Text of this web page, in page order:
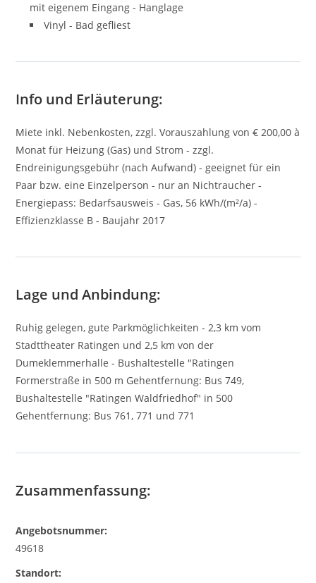
mit eigenem Eingang - Hanglage
Vinyl - Bad gefliest
Info und Erläuterung:
Miete inkl. Nebenkosten, zzgl. Vorauszahlung von € 200,00 à
Monat für Heizung (Gas) und Strom - zzgl.
Endreinigungsgebühr (nach Aufwand) - geeignet für ein
Paar bzw. eine Einzelperson - nur an Nichtraucher -
Energiepass: Bedarfsausweis - Gas, 56 kWh/(m²/a) -
Effizienzklasse B - Baujahr 2017
Lage und Anbindung:
Ruhig gelegen, gute Parkmöglichkeiten - 2,3 km vom
Stadttheater Ratingen und 2,5 km von der
Dumeklemmerhalle - Bushaltestelle "Ratingen
Formerstraße in 500 m Gehentfernung: Bus 749,
Bushaltestelle "Ratingen Waldfriedhof" in 500
Gehentfernung: Bus 761, 771 und 771
Zusammenfassung:
Angebotsnummer:
49618
Standort: